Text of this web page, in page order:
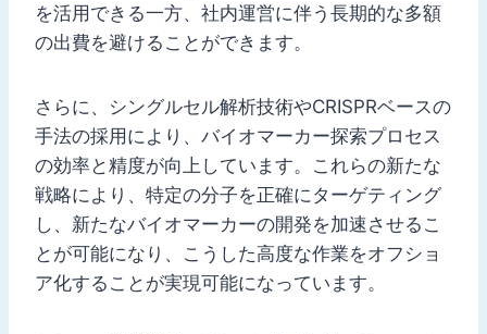
を活用できる一方、社内運営に伴う長期的な多額
の出費を避けることができます。
さらに、シングルセル解析技術やCRISPRベースの
手法の採用により、バイオマーカー探索プロセス
の効率と精度が向上しています。これらの新たな
戦略により、特定の分子を正確にターゲティング
し、新たなバイオマーカーの開発を加速させるこ
とが可能になり、こうした高度な作業をオフショ
ア化することが実現可能になっています。